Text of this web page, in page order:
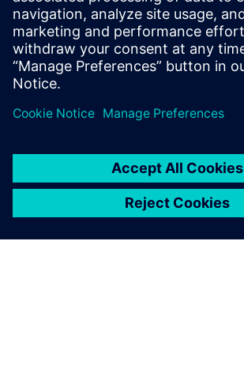
Effizienz in Bahnanwendungen
Lernen Sie die klassischen
Planungstools kennen und seien Sie
Highlights die Version 16 bietet. Wir
Teilnahme!